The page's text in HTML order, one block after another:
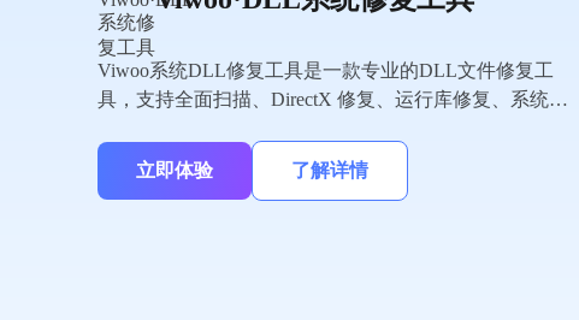
Viwoo系统DLL修复工具是一款专业的DLL文件修复工
具，支持全面扫描、DirectX 修复、运行库修复、系统
导致的软件报错、程序闪退、游戏无法运行等问题。无
需专业技术，小白也能一键操作，覆盖上千种常见DLL
立即体验 了解详情